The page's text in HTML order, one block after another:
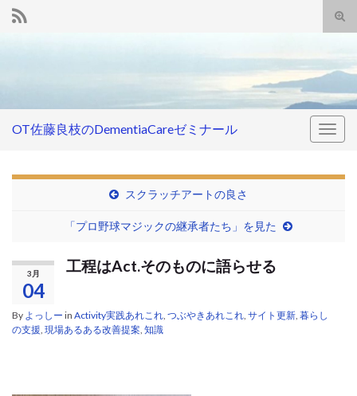
OT佐藤良枝のDementiaCareゼミナール
スクラッチアートの良さ
「プロ野球マジックの継承者たち」を見た
3月
04
工程はAct.そのものに語らせる
By よっしー in Activity実践あれこれ つぶやきあれこれ サイト更新 暮らし
の支援 現場あるある改善提案 知識